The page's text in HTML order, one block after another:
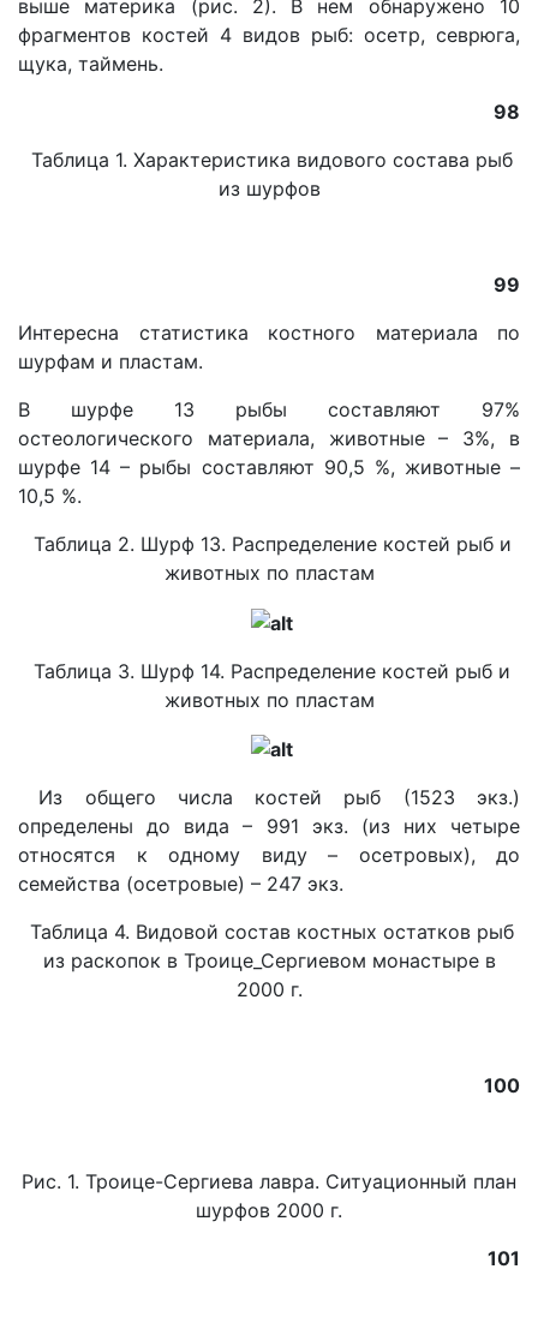
выше материка (рис. 2). В нем обнаружено 10
фрагментов костей 4 видов рыб: осетр, севрюга,
щука, таймень.
98
Таблица 1. Характеристика видового состава рыб
из шурфов
99
Интересна статистика костного материала по
шурфам и пластам.
В шурфе 13 рыбы составляют 97%
остеологического материала, животные – 3%, в
шурфе 14 – рыбы составляют 90,5 %, животные –
10,5 %.
Таблица 2. Шурф 13. Распределение костей рыб и
животных по пластам
Таблица 3. Шурф 14. Распределение костей рыб и
животных по пластам
Из общего числа костей рыб (1523 экз.)
определены до вида – 991 экз. (из них четыре
относятся к одному виду – осетровых), до
семейства (осетровые) – 247 экз.
Таблица 4. Видовой состав костных остатков рыб
из раскопок в Троице_Сергиевом монастыре в
2000 г.
100
Рис. 1. Троице-Сергиева лавра. Ситуационный план
шурфов 2000 г.
101